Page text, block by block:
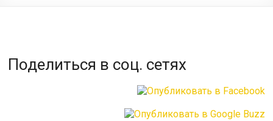
Поделиться в соц. сетях